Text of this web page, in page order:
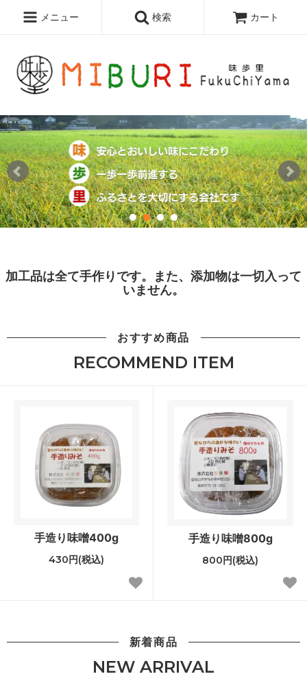
メニュー 検索 カート
加工品は全て手作りです。また、添加物は一切入って
いません。
おすすめ商品
RECOMMEND ITEM
手造り味噌400g
430円(税込)
手造り味噌800g
800円(税込)
新着商品
NEW ARRIVAL